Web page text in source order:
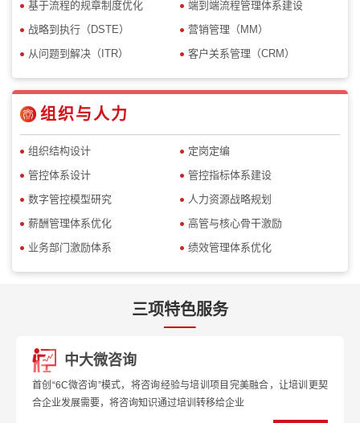
基于流程的规章制度优化
端到端流程管理体系建设
战略到执行（DSTE）
营销管理（MM）
从问题到解决（ITR）
客户关系管理（CRM）
组织与人力
组织结构设计
定岗定编
管控体系设计
管控指标体系建设
数字管控模型研究
人力资源战略规划
薪酬管理体系优化
高管与核心骨干激励
业务部门激励体系
绩效管理体系优化
三项特色服务
中大微咨询
首创“6C微咨询”模式，将咨询经验与培训项目完美融合，让培训更契
合企业发展需要，将咨询知识通过培训转移给企业